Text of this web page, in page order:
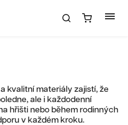
kvalitní materiály zajistí, že
ale i každodenní
hřišti nebo během rodinných
v každém kroku.